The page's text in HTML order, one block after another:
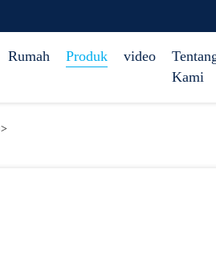
Rumah Produk video
Kami
>